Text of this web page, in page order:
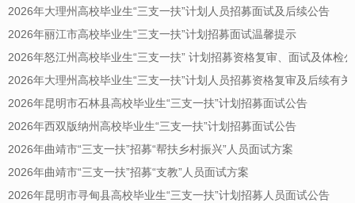
2026年大理州高校毕业生“三支一扶”计划人员招募面试及后续公告
2026年丽江市高校毕业生“三支一扶”计划招募面试温馨提示
2026年怒江州高校毕业生“三支一扶” 计划招募资格复审、面试及体检
2026年大理州高校毕业生“三支一扶”计划人员招募资格复审及后续有
2026年昆明市石林县高校毕业生“三支一扶”计划招募面试公告
2026年西双版纳州高校毕业生“三支一扶”计划招募面试公告
2026年曲靖市“三支一扶”招募“帮扶乡村振兴”人员面试方案
2026年曲靖市“三支一扶”招募“支教”人员面试方案
2026年昆明市寻甸县高校毕业生“三支一扶”计划招募人员面试公告